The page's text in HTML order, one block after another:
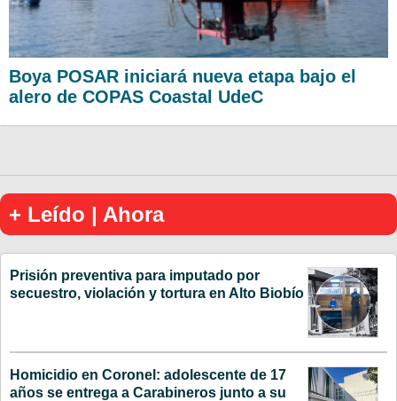
Boya POSAR iniciará nueva etapa bajo el
alero de COPAS Coastal UdeC
+ Leído | Ahora
Prisión preventiva para imputado por
secuestro, violación y tortura en Alto Biobío
Homicidio en Coronel: adolescente de 17
años se entrega a Carabineros junto a su